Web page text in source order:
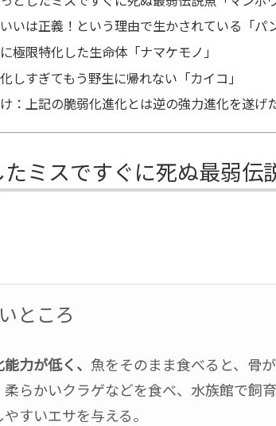
いは正義！という理由で生かされている「パ
極限特化した生命体「ナマケモノ」
しすぎてもう野生に帰れない「カイコ」
：上記の脆弱化進化とは逆の強力進化を遂げ
ミスですぐに死ぬ最弱伝
ところ
力が低く、 魚をそのまま食べると、骨
らかいクラゲなどを食べ、水族館で飼
すいエサを与える。